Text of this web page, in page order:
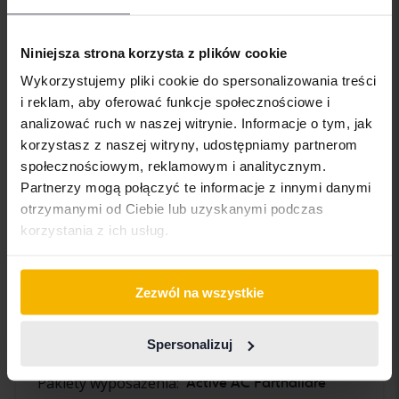
Niniejsza strona korzysta z plików cookie
Wykorzystujemy pliki cookie do spersonalizowania treści
i reklam, aby oferować funkcje społecznościowe i
analizować ruch w naszej witrynie. Informacje o tym, jak
korzystasz z naszej witryny, udostępniamy partnerom
społecznościowym, reklamowym i analitycznym.
Partnerzy mogą połączyć te informacje z innymi danymi
otrzymanymi od Ciebie lub uzyskanymi podczas
korzystania z ich usług.
Zezwól na wszystkie
Spersonalizuj
Wszystkie obrazy uwag
Wyposażenie
Pakiety wyposażenia: Active AC Farthållare